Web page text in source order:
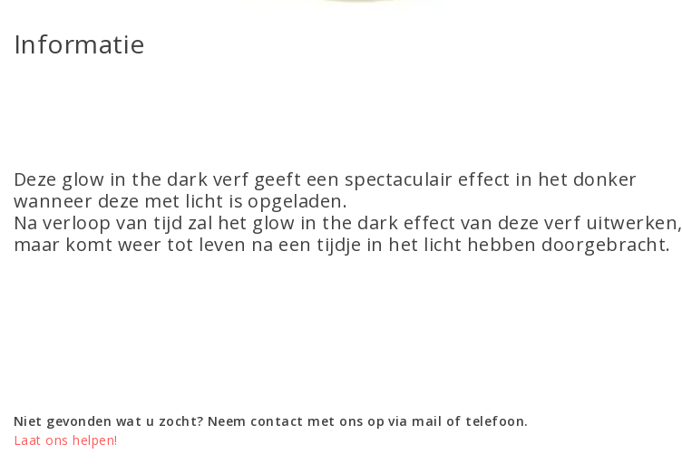
Informatie
Deze glow in the dark verf geeft een spectaculair effect in het donker
wanneer deze met licht is opgeladen.
Na verloop van tijd zal het glow in the dark effect van deze verf uitwerken,
maar komt weer tot leven na een tijdje in het licht hebben doorgebracht.
Niet gevonden wat u zocht? Neem contact met ons op via mail of telefoon.
Laat ons helpen!